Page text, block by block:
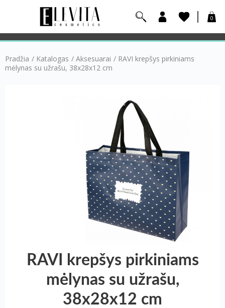
0
Pradžia / Katalogas / Aksesuarai / RAVI krepšys pirkiniams
mėlynas su užrašu, 38x28x12 cm
RAVI krepšys pirkiniams
mėlynas su užrašu,
38x28x12 cm